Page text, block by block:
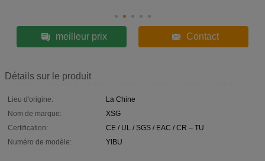
meilleur prix Contact
Détails sur le produit
Lieu d'origine:
La Chine
Nom de marque:
XSG
Certification:
CE / UL / SGS / EAC / CR – TU
Numéro de modèle:
YIBU